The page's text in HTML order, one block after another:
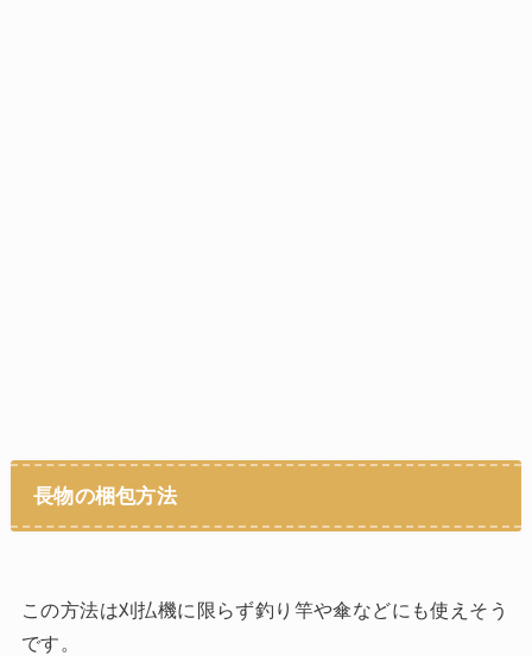
長物の梱包方法
この方法は刈払機に限らず釣り竿や傘などにも使えそう
です。